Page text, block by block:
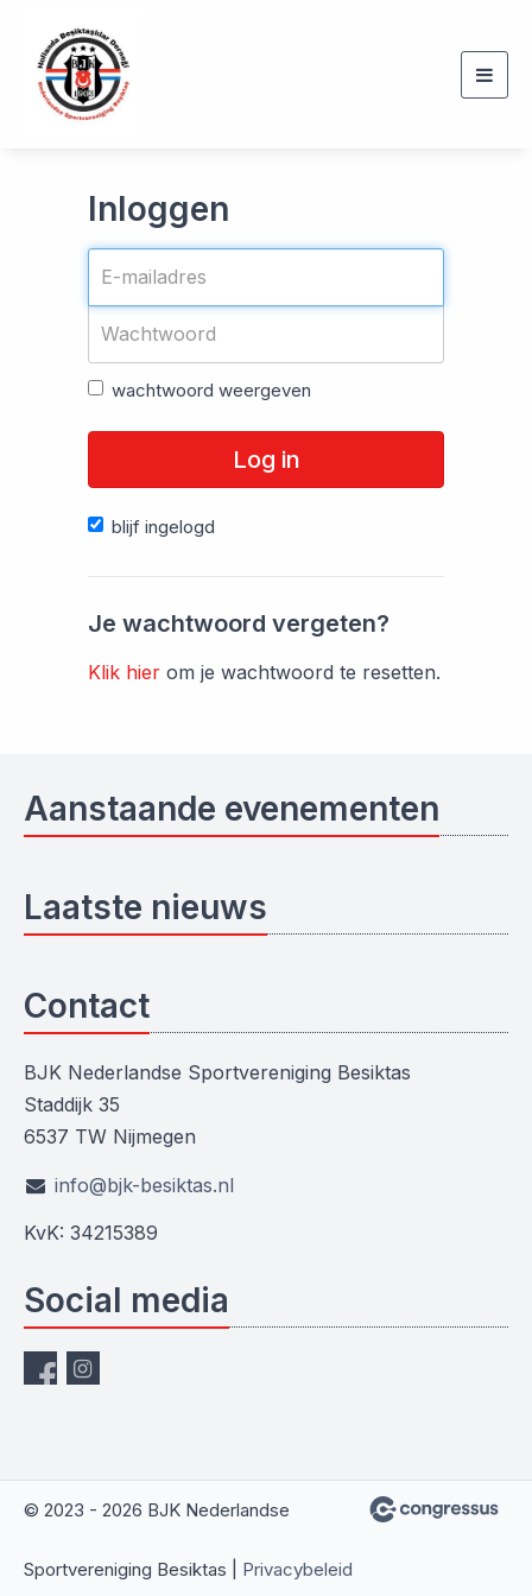
Inloggen
wachtwoord weergeven
Log in
blijf ingelogd
Je wachtwoord vergeten?
Klik hier om je wachtwoord te resetten.
Aanstaande evenementen
Laatste nieuws
Contact
BJK Nederlandse Sportvereniging Besiktas
Staddijk 35
6537 TW Nijmegen
info@bjk-besiktas.nl
KvK: 34215389
Social media
© 2023 - 2026 BJK Nederlandse
Sportvereniging Besiktas | Privacybeleid